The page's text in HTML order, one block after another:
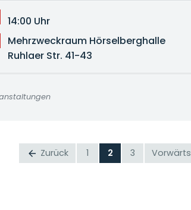
14:00 Uhr
Mehrzweckraum Hörselberghalle
Ruhlaer Str. 41-43
Zurück 1 2 3 Vorwärts